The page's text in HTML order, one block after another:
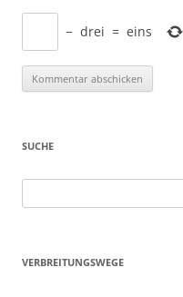
− drei = eins
SUCHE
nach:
VERBREITUNGSWEGE